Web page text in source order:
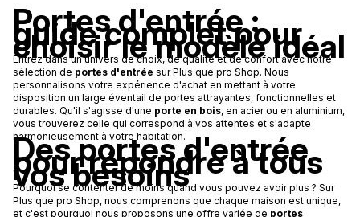
Portes d'entrée :
guide complet pour
choisir le modèle idéal
Entrez dans un univers de choix, de qualité et de confort avec notre
sélection de portes d'entrée sur Plus que pro Shop. Nous
personnalisons votre expérience d'achat en mettant à votre
disposition un large éventail de portes attrayantes, fonctionnelles et
durables. Qu'il s'agisse d'une porte en bois, en acier ou en aluminium,
vous trouverez celle qui correspond à vos attentes et s'adapte
harmonieusement à votre habitation.
Des portes d'entrée
pour répondre à tous
vos besoins
Pourquoi se contenter de moins quand vous pouvez avoir plus ? Sur
Plus que pro Shop, nous comprenons que chaque maison est unique,
et c'est pourquoi nous proposons une offre variée de portes